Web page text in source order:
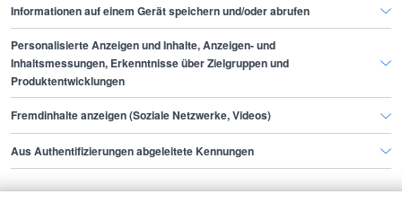
Finde den Job,
der zu dir passt.
Bewerbende
Informationen auf einem Gerät speichern und/oder abrufen
Personalisierte Anzeigen und Inhalte, Anzeigen- und
Inhaltsmessungen, Erkenntnisse über Zielgruppen und
Produktentwicklungen
Fremdinhalte anzeigen (Soziale Netzwerke, Videos)
Aus Authentifizierungen abgeleitete Kennungen